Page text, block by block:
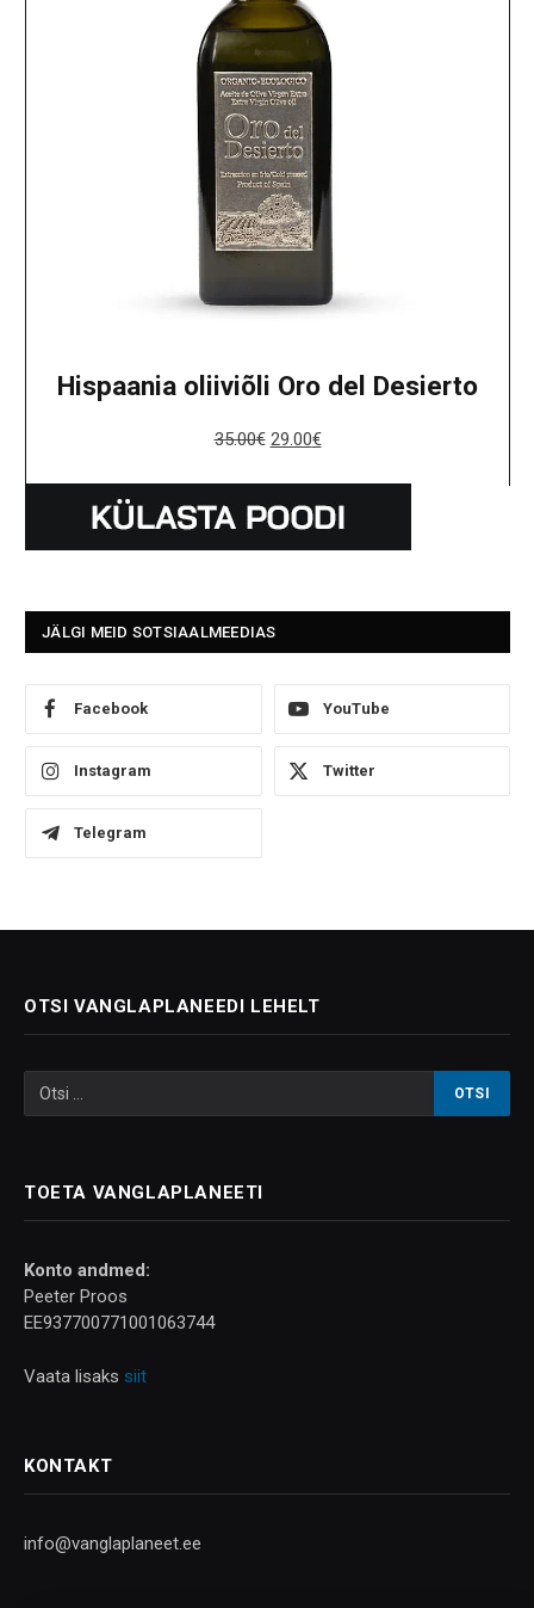
Hispaania oliiviõli Oro del Desierto
35.00€ 29.00€
JÄLGI MEID SOTSIAALMEEDIAS
Facebook YouTube
Instagram Twitter
Telegram
OTSI VANGLAPLANEEDI LEHELT
TOETA VANGLAPLANEETI
Konto andmed:
Peeter Proos
EE937700771001063744
Vaata lisaks siit
KONTAKT
info@vanglaplaneet.ee